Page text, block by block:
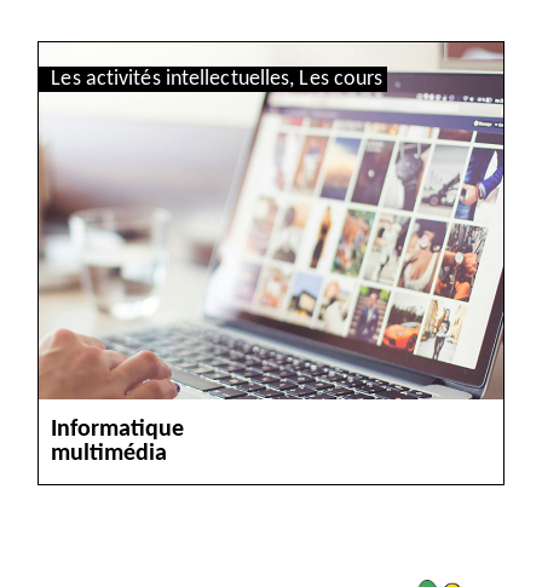
Les activités intellectuelles, Les cours
Informatique
multimédia